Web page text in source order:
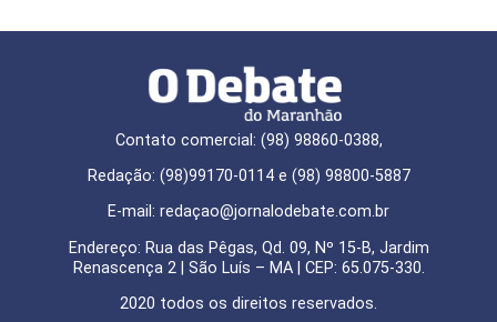
Contato comercial: (98) 98860-0388,
Redação: (98)99170-0114 e (98) 98800-5887
E-mail: redaçao@jornalodebate.com.br
Endereço: Rua das Pêgas, Qd. 09, Nº 15-B, Jardim
Renascença 2 | São Luís – MA | CEP: 65.075-330.
2020 todos os direitos reservados.